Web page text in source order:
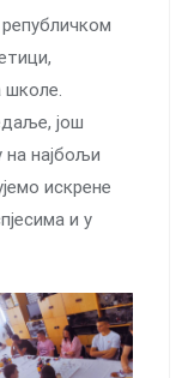
школе.
још
на најбољи
искрене
и у